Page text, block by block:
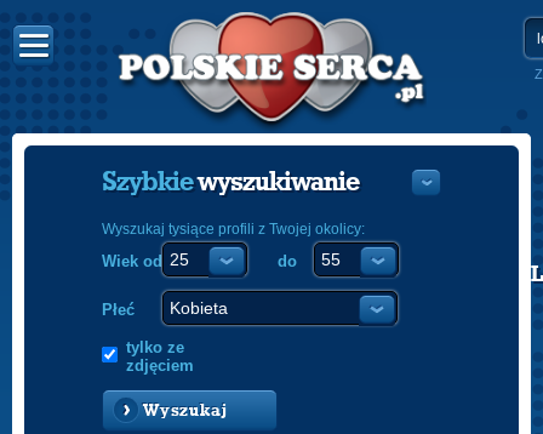
POLISH
Szybkiewyszukiwanie
Wyszukaj tysiące profili z Twojej okolicy:
Wiek od do
Płeć
tylko ze
zdjęciem
Wyszukaj